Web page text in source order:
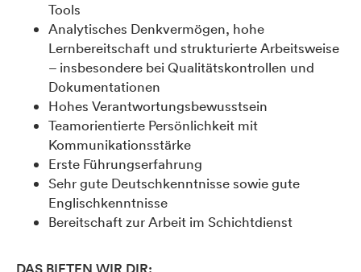
Tools
Analytisches Denkvermögen, hohe
Lernbereitschaft und strukturierte Arbeitsweise
– insbesondere bei Qualitätskontrollen und
Dokumentationen
Hohes Verantwortungsbewusstsein
Teamorientierte Persönlichkeit mit
Kommunikationsstärke
Erste Führungserfahrung
Sehr gute Deutschkenntnisse sowie gute
Englischkenntnisse
Bereitschaft zur Arbeit im Schichtdienst